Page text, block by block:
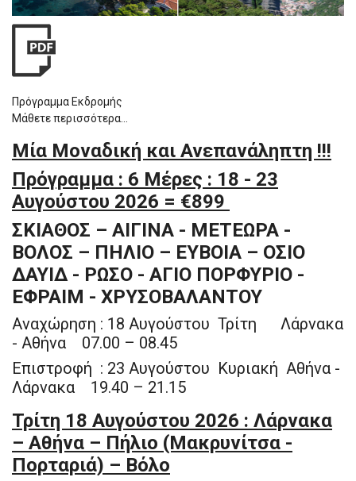
Πρόγραμμα Εκδρομής
Μάθετε περισσότερα...
Μία Μοναδική και Ανεπανάληπτη !!!
Πρόγραμμα : 6 Mέρες : 18 - 23
Αυγούστου 2026 = €899
ΣΚΙΑΘΟΣ – ΑΙΓΙΝΑ - ΜΕΤΕΩΡΑ -
ΒΟΛΟΣ – ΠΗΛΙΟ – ΕΥΒΟΙΑ – ΟΣΙΟ
ΔΑΥΙΔ - ΡΩΣΟ - ΑΓΙΟ ΠΟΡΦΥΡΙΟ -
ΕΦΡΑΙΜ - ΧΡΥΣΟΒΑΛΑΝΤΟΥ
Αναχώρηση : 18 Αυγούστου Τρίτη Λάρνακα
- Αθήνα 07.00 – 08.45
Επιστροφή : 23 Αυγούστου Κυριακή Αθήνα -
Λάρνακα 19.40 – 21.15
Τρίτη 18 Αυγούστου 2026 : Λάρνακα
– Αθήνα – Πήλιο (Μακρυνίτσα -
Πορταριά) – Βόλο